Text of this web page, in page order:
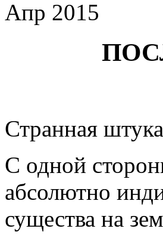
Апр 2015
Странная
С одной
абсолютно
существа на